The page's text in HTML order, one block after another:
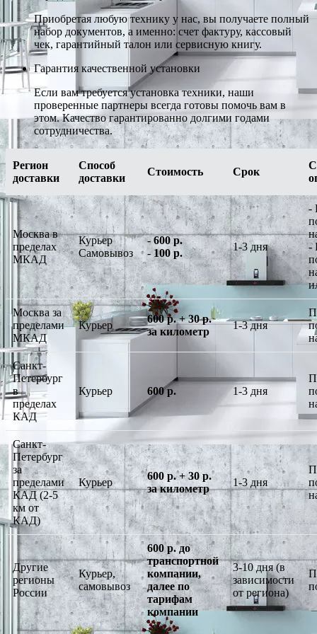
Приобретая любую технику у нас, вы получаете полный
набор документов, а именно: счет фактуру, кассовый
чек, гарантийный талон или сервисную книгу.
Гарантия качественной установки
Если вам требуется установка техники, наши
проверенные партнеры всегда готовы помочь вам в
этом. Качество гарантированно долгими годами
сотрудничества.
Регион
доставки
Способ
доставки
Стоимость Срок
Москва в
пределах
МКАД
Курьер
Самовывоз
-600 р.
-100 р.
1-3 дня
-
-
Москва за
пределами
МКАД
Курьер
600 р. + 30 р.
за километр
1-3 дня
Санкт-
Петербург
в
пределах
КАД
Курьер 600 р. 1-3 дня
Санкт-
Петербург
за
пределами
КАД (2-5
км от
КАД)
Курьер
600 р. + 30 р.
за километр
1-3 дня
Другие
регионы
России
Курьер,
самовывоз
600 р. до
транспортной
компании,
далее по
тарифам
компании
3-10 дня (в
зависимости
от региона)